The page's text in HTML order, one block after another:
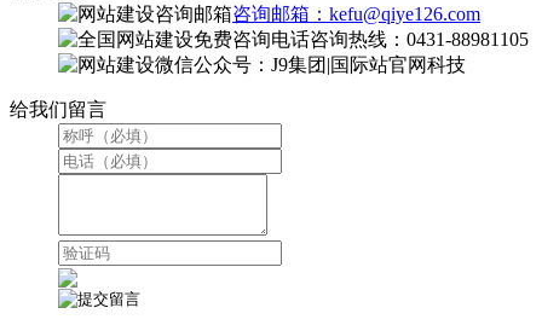
咨询邮箱：kefu@qiye126.com
咨询热线：0431-88981105
微信公众号：J9集团|国际站官网科技
给我们留言